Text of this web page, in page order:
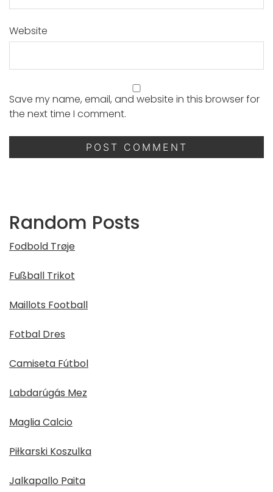
Website
Save my name, email, and website in this browser for
the next time I comment.
Random Posts
Fodbold Trøje
Fußball Trikot
Maillots Football
Fotbal Dres
Camiseta Fútbol
Labdarúgás Mez
Maglia Calcio
Piłkarski Koszulka
Jalkapallo Paita